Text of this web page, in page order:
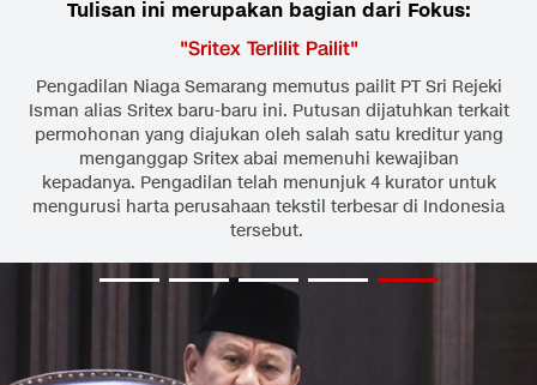
Tulisan ini merupakan bagian dari Fokus:
"Sritex Terlilit Pailit"
Pengadilan Niaga Semarang memutus pailit PT Sri Rejeki
Isman alias Sritex baru-baru ini. Putusan dijatuhkan terkait
permohonan yang diajukan oleh salah satu kreditur yang
menganggap Sritex abai memenuhi kewajiban
kepadanya. Pengadilan telah menunjuk 4 kurator untuk
mengurusi harta perusahaan tekstil terbesar di Indonesia
tersebut.